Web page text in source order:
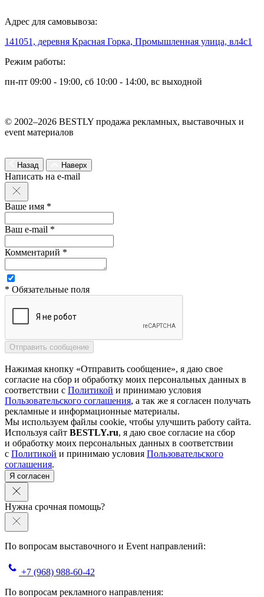
Адрес для самовывоза:
141051, деревня Красная Горка, Промышленная улица, вл4с1
Режим работы:
пн-пт 09:00 - 19:00, сб 10:00 - 14:00, вс выходной
© 2002–2026 BESTLY продажа рекламных, выставочных и
event материалов
Назад Наверх
Написать на e-mail
Ваше имя *
Ваш e-mail *
Комментарий *
* Обязательные поля
Нажимая кнопку «Отправить сообщение», я даю свое
согласие на сбор и обработку моих персональных данных в
соответствии с Политикой и принимаю условия
Пользовательского соглашения, а так же я согласен получать
рекламные и информационные материалы.
Мы используем файлы cookie, чтобы улучшить работу сайта.
Используя сайт BESTLY.ru, я даю свое согласие на сбор
и обработку моих персональных данных в соответствии
с Политикой и принимаю условия Пользовательского
соглашения.
Я согласен
Нужна срочная помощь?
По вопросам выставочного и Event направлений:
+7 (968) 988-60-42
По вопросам рекламного направления: